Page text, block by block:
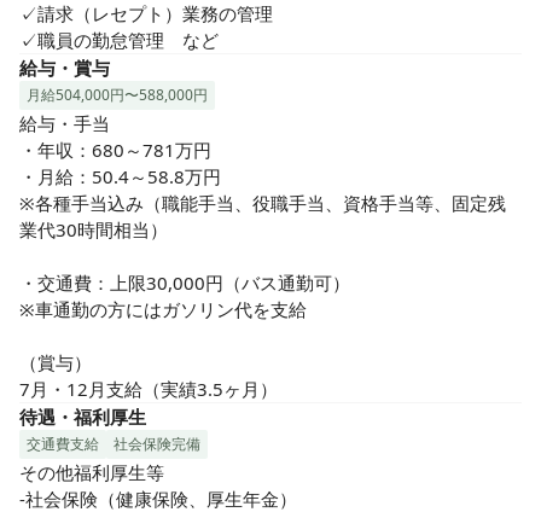
✓請求（レセプト）業務の管理
✓職員の勤怠管理　など
給与・賞与
月給504,000円〜588,000円
給与・手当
・年収：680～781万円
・月給：50.4～58.8万円
※各種手当込み（職能手当、役職手当、資格手当等、固定残
業代30時間相当）
・交通費：上限30,000円（バス通勤可）
※車通勤の方にはガソリン代を支給
（賞与）
7月・12月支給（実績3.5ヶ月）
待遇・福利厚生
交通費支給 社会保険完備
その他福利厚生等
-社会保険（健康保険、厚生年金）